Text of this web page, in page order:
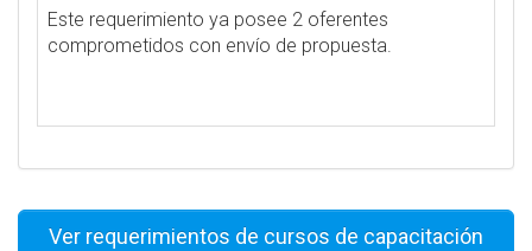
Este requerimiento ya posee 2 oferentes
comprometidos con envío de propuesta.
Ver requerimientos de cursos de capacitación